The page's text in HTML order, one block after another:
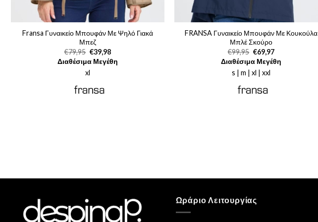
Fransa Γυναικείο Μπουφάν Με Ψηλό Γιακά
Μπεζ
€79,95 Original
price
was:
€79,95.
€39,98Η
τρέχουσα
τιμή
Διαθέσιμα Μεγέθη
xl
FRANSA Γυναικείο Μπουφάν Με Κουκούλα
Μπλέ Σκούρο
€99,95 Original
price
was:
€99,95.
€69,97Η
τρέχουσα
τιμή
Διαθέσιμα Μεγέθη
s | m | xl | xxl
Ωράριο Λειτουργίας